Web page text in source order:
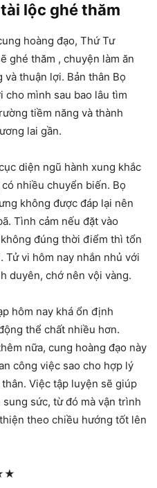
lộc ghé thăm
hoàng đạo, Thứ Tư
ghé thăm , chuyện làm ăn
thuận lợi. Bản thân Bọ
cho mình sau bao lâu tìm
tiềm năng và thành
lai gần.
diện ngũ hành xung khắc
nhiều chuyển biến. Bọ
không được đáp lại nên
Tình cảm nếu đặt vào
đúng thời điểm thì tổn
vi hôm nay nhắn nhủ với
duyên, chớ nên vội vàng.
hôm nay khá ổn định
thể chất nhiều hơn.
nữa, cung hoàng đạo này
công việc sao cho hợp lý
Việc tập luyện sẽ giúp
sức, từ đó mà vận trình
theo chiều hướng tốt lên